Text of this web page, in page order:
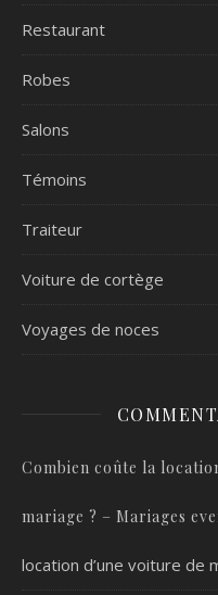
Restaurant
Robes
Salons
Témoins
Traiteur
Voiture de cortège
Voyages de noces
Combien coûte la
mariage ? – Mariages
location d’une voiture de